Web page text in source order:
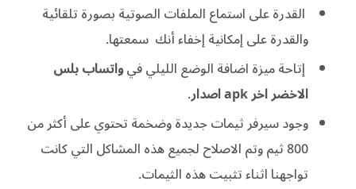
القدرة على استماع الملفات الصوتية بصورة تلقائية
والقدرة على إمكانية إخفاء أنك سمعتها.
إتاحة ميزة اضافة الوضع الليلي فيواتساب بلس
الاخضر اخر apk اصدار
.
وجود سيرفر ثيمات جديدة وضخمة تحتوي على أكثر من
800 ثيم وتم الاصلاح لجميع هذه المشاكل التي كانت
تواجهنا اثناء تثبيت هذه الثيمات.